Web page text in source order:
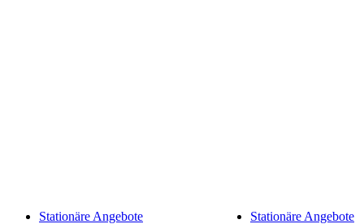
Stationäre Angebote Stationäre Angebote